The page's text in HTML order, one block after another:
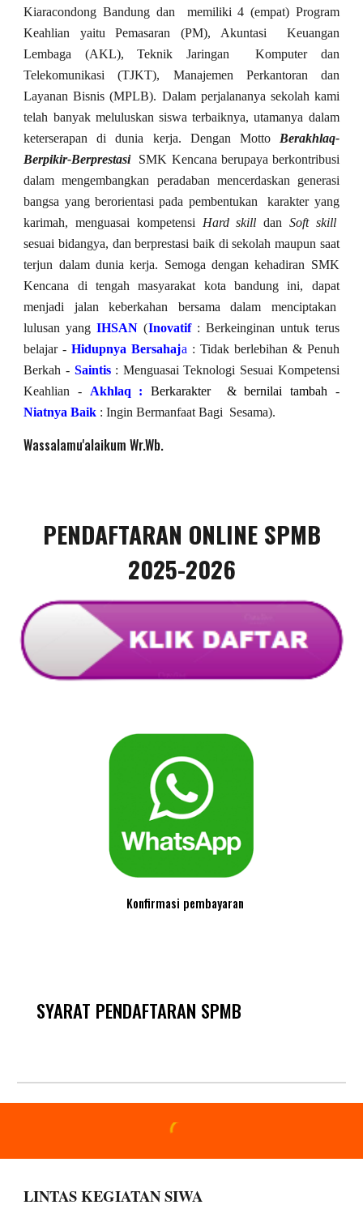
Kiaracondong Bandung dan memiliki 4 (empat) Program
Keahlian yaitu Pemasaran (PM), Akuntasi Keuangan
Lembaga (AKL), Teknik Jaringan Komputer dan
Telekomunikasi (TJKT), Manajemen Perkantoran dan
Layanan Bisnis (MPLB). Dalam perjalananya sekolah kami
telah banyak meluluskan siswa terbaiknya, utamanya dalam
keterserapan di dunia kerja. Dengan Motto Berakhlaq-
Berpikir-BerprestasiSMK Kencana berupaya berkontribusi
dalam mengembangkan peradaban mencerdaskan generasi
bangsa yang berorientasi pada pembentukan karakter yang
karimah, menguasai kompetensi Hard skill dan Soft skill
sesuai bidangya, dan berprestasi baik di sekolah maupun saat
terjun dalam dunia kerja. Semoga dengan kehadiran SMK
Kencana di tengah masyarakat kota bandung ini, dapat
menjadi jalan keberkahan bersama dalam menciptakan
lulusan yangIHSAN (Inovatif: Berkeinginan untuk terus
belajar -Hidupnya Bersahaja : Tidak berlebihan & Penuh
Berkah - Saintis : Menguasai Teknologi Sesuai Kompetensi
Keahlian - Akhlaq :Berkarakter & bernilai tambah -
Niatnya Baik : Ingin Bermanfaat Bagi Sesama).
Wassalamu'alaikum Wr.Wb.
PENDAFTARAN ONLINE SPMB
2025-2026
Konfirmasi pembayaran
SYARAT PENDAFTARAN SPMB
LINTAS KEGIATAN SIWA